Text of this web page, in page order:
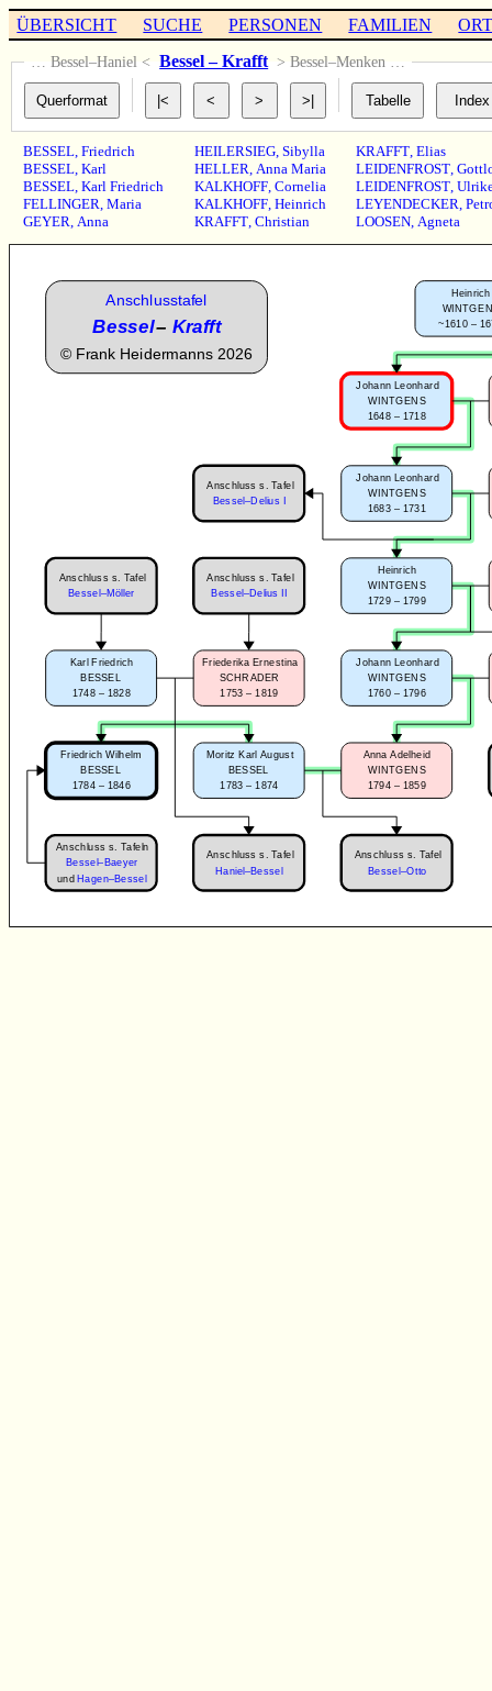
ÜBERSICHT SUCHE PERSONEN FAMILIEN
… Bessel–Haniel < Bessel – Krafft > Bessel–Menken …
BESSEL,Friedrich
BESSEL,Karl
BESSEL,Karl Friedrich
FELLINGER,Maria
GEYER,Anna
HEILERSIEG, Sibylla
HELLER, Anna Maria
KALKHOFF, Cornelia
KALKHOFF, Heinrich
KRAFFT, Christian
KRAFFT, Elias
LEIDENFROST,
LEIDENFROST,
LEYENDECKER,
LOOSEN, Agneta
Anna Adelheid
WINTGENS
1794 – 1859
Moritz Karl August
BESSEL
1783 – 1874
Friederika Ernestina
SCHRADER
1753 – 1819
Karl Friedrich
BESSEL
1748 – 1828
Friedrich Wilhelm
BESSEL
1784 – 1846
Anschlusstafel
Bessel– Krafft
© Frank Heidermanns 2026
Anschluss s. Tafel
Bessel–Otto
Johann Leonhard
WINTGENS
1760 – 1796
Heinrich
WINTGENS
1729 – 1799
Johann Leonhard
WINTGENS
1683 – 1731
Johann Leonhard
WINTGENS
1648 – 1718
Heinrich
~1610 –
Anschluss s. Tafel
Bessel–Delius I
Anschluss s. Tafel
Bessel–Delius II
Anschluss s. Tafel
Bessel–Möller
Anschluss s. Tafel
Haniel–Bessel
Anschluss s. Tafeln
Bessel–Baeyer
und Hagen–Bessel